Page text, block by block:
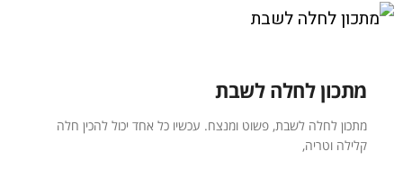
מתכון לחלה לשבת
מתכון לחלה לשבת, פשוט ומנצח. עכשיו כל אחד יכול להכין חלה
קלילה וטריה,